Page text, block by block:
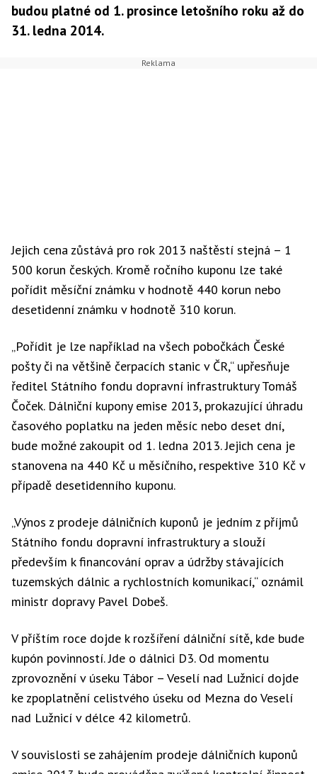
budou platné od 1. prosince letošního roku až do
31. ledna 2014.
Jejich cena zůstává pro rok 2013 naštěstí stejná – 1
500 korun českých. Kromě ročního kuponu lze také
pořídit měsíční známku v hodnotě 440 korun nebo
desetidenní známku v hodnotě 310 korun.
„Pořídit je lze například na všech pobočkách České
pošty či na většině čerpacích stanic v ČR,“ upřesňuje
ředitel Státního fondu dopravní infrastruktury Tomáš
Čoček. Dálniční kupony emise 2013, prokazující úhradu
časového poplatku na jeden měsíc nebo deset dní,
bude možné zakoupit od 1. ledna 2013. Jejich cena je
stanovena na 440 Kč u měsíčního, respektive 310 Kč v
případě desetidenního kuponu.
„Výnos z prodeje dálničních kuponů je jedním z příjmů
Státního fondu dopravní infrastruktury a slouží
především k financování oprav a údržby stávajících
tuzemských dálnic a rychlostních komunikací,“ oznámil
ministr dopravy Pavel Dobeš.
V příštím roce dojde k rozšíření dálniční sítě, kde bude
kupón povinností. Jde o dálnici D3. Od momentu
zprovoznění v úseku Tábor – Veselí nad Lužnicí dojde
ke zpoplatnění celistvého úseku od Mezna do Veselí
nad Lužnicí v délce 42 kilometrů.
V souvislosti se zahájením prodeje dálničních kuponů